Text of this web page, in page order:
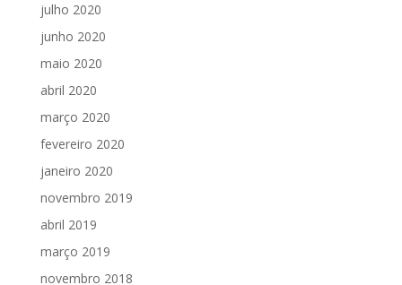
julho 2020
junho 2020
maio 2020
abril 2020
março 2020
fevereiro 2020
janeiro 2020
novembro 2019
abril 2019
março 2019
novembro 2018